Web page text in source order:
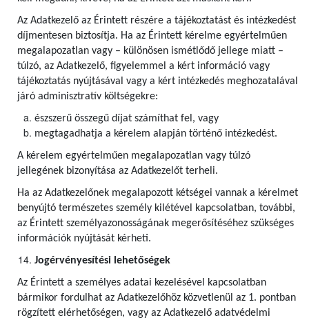
Az Adatkezelő az Érintett részére a tájékoztatást és intézkedést
díjmentesen biztosítja. Ha az Érintett kérelme egyértelműen
megalapozatlan vagy – különösen ismétlődő jellege miatt –
túlzó, az Adatkezelő, figyelemmel a kért információ vagy
tájékoztatás nyújtásával vagy a kért intézkedés meghozatalával
járó adminisztratív költségekre:
észszerű összegű díjat számíthat fel, vagy
megtagadhatja a kérelem alapján történő intézkedést.
A kérelem egyértelműen megalapozatlan vagy túlzó
jellegének bizonyítása az Adatkezelőt terheli.
Ha az Adatkezelőnek megalapozott kétségei vannak a kérelmet
benyújtó természetes személy kilétével kapcsolatban, további,
az Érintett személyazonosságának megerősítéséhez szükséges
információk nyújtását kérheti.
Jogérvényesítési lehetőségek
Az Érintett a személyes adatai kezelésével kapcsolatban
bármikor fordulhat az Adatkezelőhöz közvetlenül az 1. pontban
rögzített elérhetőségen, vagy az Adatkezelő adatvédelmi